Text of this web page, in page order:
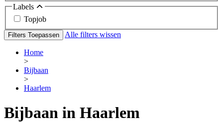
Labels
Topjob
Filters Toepassen Alle filters wissen
Home
>
Bijbaan
>
Haarlem
Bijbaan in Haarlem